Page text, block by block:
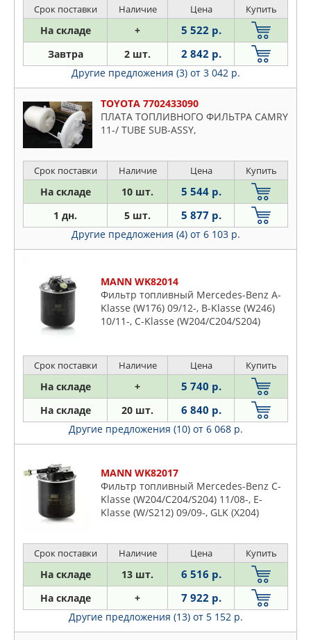
Срок поставки Наличие Цена Купить
На складе + 5 522 р.
Завтра 2 шт. 2 842 р.
Другие предложения (3) от 3 042 р.
TOYOTA 7702433090
ПЛАТА ТОПЛИВНОГО ФИЛЬТРА CAMRY
11-/ TUBE SUB-ASSY,
Срок поставки Наличие Цена Купить
На складе 10 шт. 5 544 р.
1 дн. 5 шт. 5 877 р.
Другие предложения (4) от 6 103 р.
MANN WK82014
Фильтр топливный Mercedes-Benz A-
Klasse (W176) 09/12-, B-Klasse (W246)
10/11-, C-Klasse (W204/C204/S204)
Срок поставки Наличие Цена Купить
На складе + 5 740 р.
На складе 20 шт. 6 840 р.
Другие предложения (10) от 6 068 р.
MANN WK82017
Фильтр топливный Mercedes-Benz C-
Klasse (W204/C204/S204) 11/08-, E-
Klasse (W/S212) 09/09-, GLK (X204)
Срок поставки Наличие Цена Купить
На складе 13 шт. 6 516 р.
На складе + 7 922 р.
Другие предложения (13) от 5 152 р.